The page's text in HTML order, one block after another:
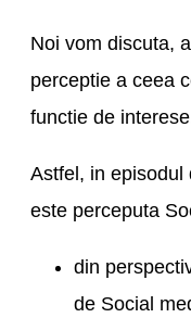
Noi vom discuta,
perceptie a ceea
functie de
Astfel, in episodul
este perceputa
din
de Social